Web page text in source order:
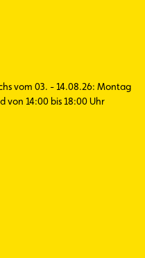
vom 03. - 14.08.26: Montag
von 14:00 bis 18:00 Uhr